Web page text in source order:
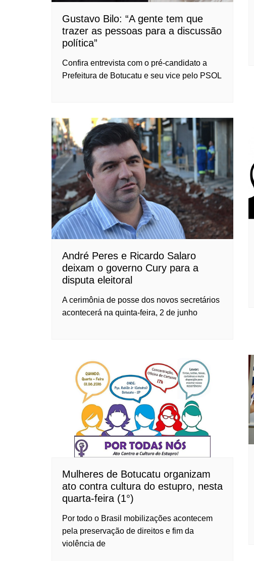
Gustavo Bilo: “A gente tem que
trazer as pessoas para a discussão
política”
Confira entrevista com o pré-candidato a
Prefeitura de Botucatu e seu vice pelo PSOL
André Peres e Ricardo Salaro
deixam o governo Cury para a
disputa eleitoral
A cerimônia de posse dos novos secretários
acontecerá na quinta-feira, 2 de junho
Mulheres de Botucatu organizam
ato contra cultura do estupro, nesta
quarta-feira (1°)
Por todo o Brasil mobilizações acontecem
pela preservação de direitos e fim da
violência de